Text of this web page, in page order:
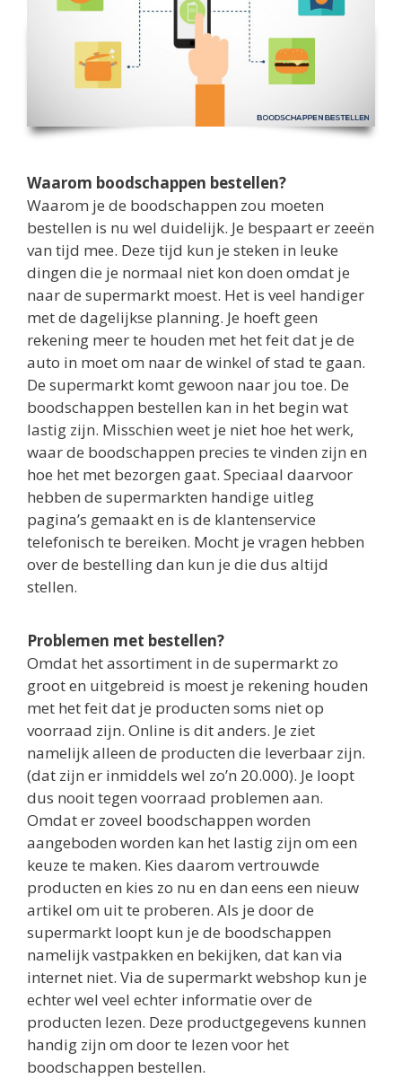
Waarom boodschappen bestellen?
Waarom je de boodschappen zou moeten
bestellen is nu wel duidelijk. Je bespaart er zeeën
van tijd mee. Deze tijd kun je steken in leuke
dingen die je normaal niet kon doen omdat je
naar de supermarkt moest. Het is veel handiger
met de dagelijkse planning. Je hoeft geen
rekening meer te houden met het feit dat je de
auto in moet om naar de winkel of stad te gaan.
De supermarkt komt gewoon naar jou toe. De
boodschappen bestellen kan in het begin wat
lastig zijn. Misschien weet je niet hoe het werk,
waar de boodschappen precies te vinden zijn en
hoe het met bezorgen gaat. Speciaal daarvoor
hebben de supermarkten handige uitleg
pagina’s gemaakt en is de klantenservice
telefonisch te bereiken. Mocht je vragen hebben
over de bestelling dan kun je die dus altijd
stellen.
Problemen met bestellen?
Omdat het assortiment in de supermarkt zo
groot en uitgebreid is moest je rekening houden
met het feit dat je producten soms niet op
voorraad zijn. Online is dit anders. Je ziet
namelijk alleen de producten die leverbaar zijn.
(dat zijn er inmiddels wel zo’n 20.000). Je loopt
dus nooit tegen voorraad problemen aan.
Omdat er zoveel boodschappen worden
aangeboden worden kan het lastig zijn om een
keuze te maken. Kies daarom vertrouwde
producten en kies zo nu en dan eens een nieuw
artikel om uit te proberen. Als je door de
supermarkt loopt kun je de boodschappen
namelijk vastpakken en bekijken, dat kan via
internet niet. Via de supermarkt webshop kun je
echter wel veel echter informatie over de
producten lezen. Deze productgegevens kunnen
handig zijn om door te lezen voor het
boodschappen bestellen.